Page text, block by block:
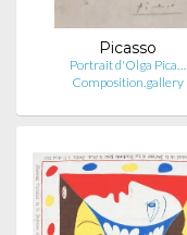
Picasso
Portrait d'Olga Pica…
Composition.gallery